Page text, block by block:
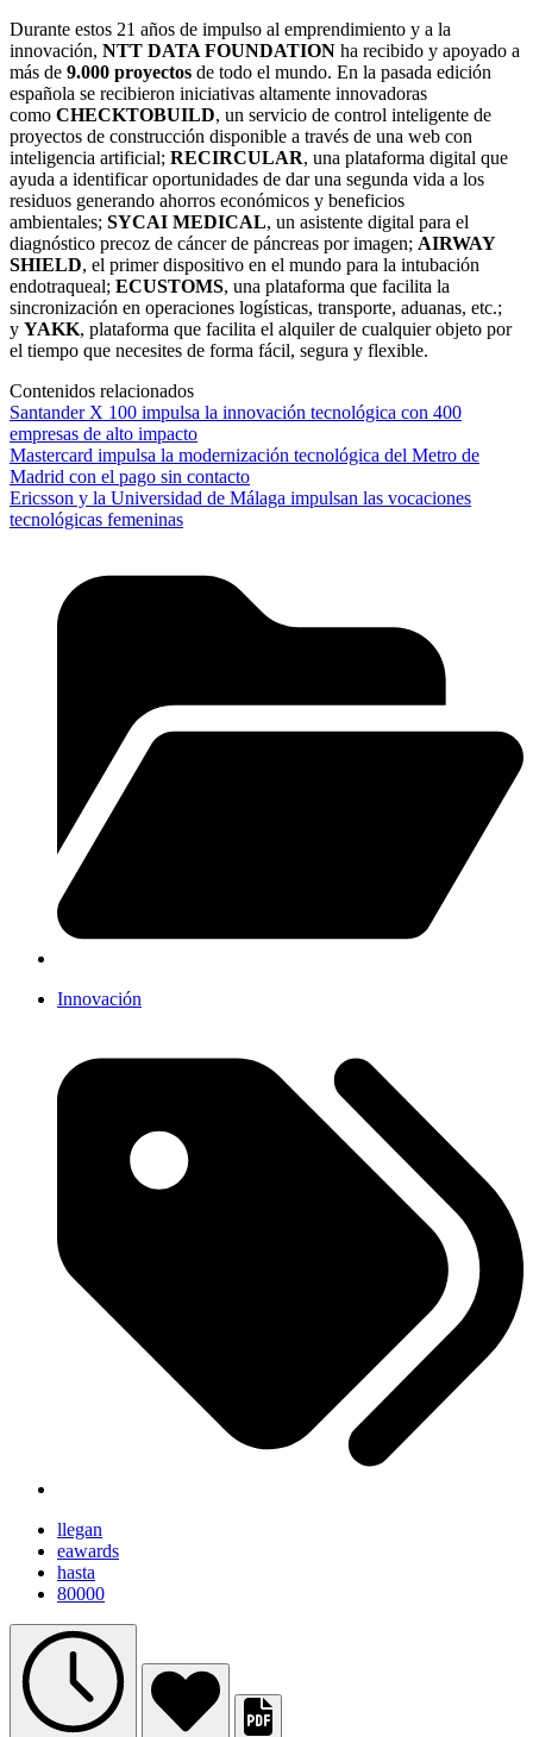
Durante estos 21 años de impulso al emprendimiento y a la
innovación, NTT DATA FOUNDATION ha recibido y apoyado a
más de 9.000 proyectos de todo el mundo. En la pasada edición
española se recibieron iniciativas altamente innovadoras
como CHECKTOBUILD, un servicio de control inteligente de
proyectos de construcción disponible a través de una web con
inteligencia artificial; RECIRCULAR, una plataforma digital que
ayuda a identificar oportunidades de dar una segunda vida a los
residuos generando ahorros económicos y beneficios
ambientales; SYCAI MEDICAL, un asistente digital para el
diagnóstico precoz de cáncer de páncreas por imagen; AIRWAY
SHIELD, el primer dispositivo en el mundo para la intubación
endotraqueal; ECUSTOMS, una plataforma que facilita la
sincronización en operaciones logísticas, transporte, aduanas, etc.;
y YAKK, plataforma que facilita el alquiler de cualquier objeto por
el tiempo que necesites de forma fácil, segura y flexible.
Contenidos relacionados
Santander X 100 impulsa la innovación tecnológica con 400
empresas de alto impacto
Mastercard impulsa la modernización tecnológica del Metro de
Madrid con el pago sin contacto
Ericsson y la Universidad de Málaga impulsan las vocaciones
tecnológicas femeninas
Innovación
llegan
eawards
hasta
80000